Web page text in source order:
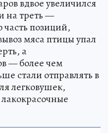
вдвое увеличился
на треть —
позиций,
мяса птицы упал
а
— более чем
стали отправлять в
легковушек,